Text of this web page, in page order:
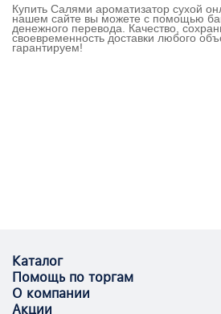
Купить Салями ароматизатор сухой
нашем сайте вы можете с помощью
денежного перевода. Качество,
своевременность доставки любого
гарантируем!
Каталог
Помощь по торгам
О компании
Акции